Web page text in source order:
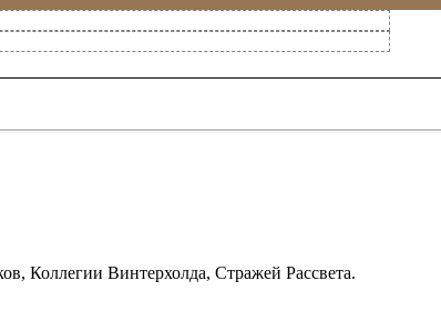
Коллегии Винтерхолда, Стражей Рассвета.